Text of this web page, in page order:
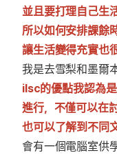
並且要打理自己生
所以如何安排課餘
讓生活變得充實也
我是去雪梨和墨爾
ilsc的優點我認為
進行，不僅可以在
也可以了解到不同
會有一個電腦室供